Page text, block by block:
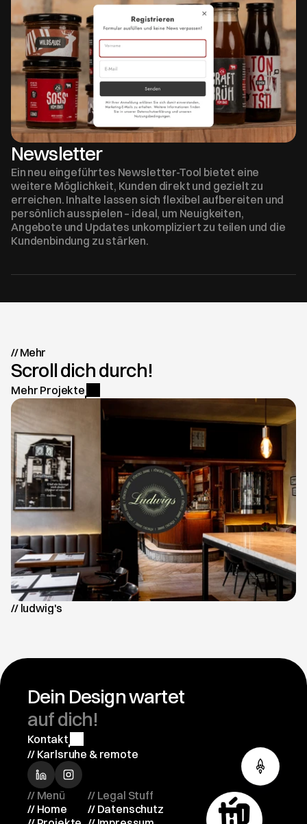
Newsletter
Ein neu eingeführtes Newsletter-Tool bietet eine
weitere Möglichkeit, Kunden direkt und gezielt zu
erreichen. Inhalte lassen sich flexibel aufbereiten und
persönlich ausspielen – ideal, um Neuigkeiten,
Angebote und Updates unkompliziert zu teilen und die
Kundenbindung zu stärken.
// Mehr
Scroll dich durch!
Mehr Projekte
// ludwig's
Dein Design wartet
auf dich!
Kontakt
// Karlsruhe & remote
// Menü
// Home
// Legal Stuff
// Datenschutz